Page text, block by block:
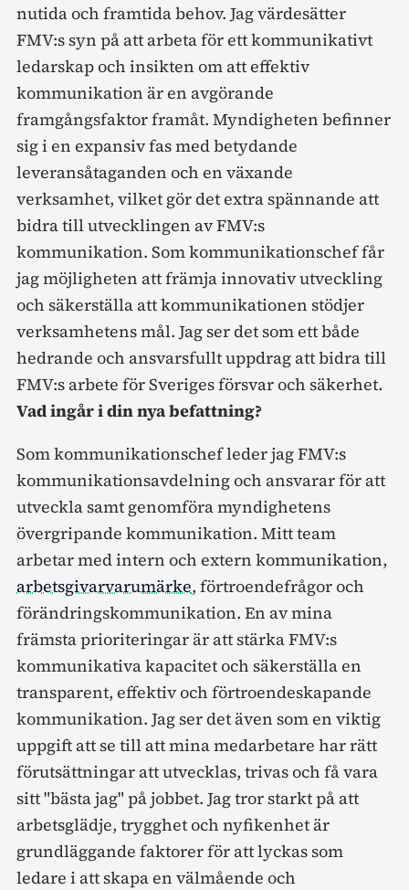
nutida och framtida behov. Jag värdesätter
FMV:s syn på att arbeta för ett kommunikativt
ledarskap och insikten om att effektiv
kommunikation är en avgörande
framgångsfaktor framåt. Myndigheten befinner
sig i en expansiv fas med betydande
leveransåtaganden och en växande
verksamhet, vilket gör det extra spännande att
bidra till utvecklingen av FMV:s
kommunikation. Som kommunikationschef får
jag möjligheten att främja innovativ utveckling
och säkerställa att kommunikationen stödjer
verksamhetens mål. Jag ser det som ett både
hedrande och ansvarsfullt uppdrag att bidra till
FMV:s arbete för Sveriges försvar och säkerhet.
Vad ingår i din nya befattning?
Som kommunikationschef leder jag FMV:s
kommunikationsavdelning och ansvarar för att
utveckla samt genomföra myndighetens
övergripande kommunikation. Mitt team
arbetar med intern och extern kommunikation,
arbetsgivarvarumärke, förtroendefrågor och
förändringskommunikation. En av mina
främsta prioriteringar är att stärka FMV:s
kommunikativa kapacitet och säkerställa en
transparent, effektiv och förtroendeskapande
kommunikation. Jag ser det även som en viktig
uppgift att se till att mina medarbetare har rätt
förutsättningar att utvecklas, trivas och få vara
sitt "bästa jag" på jobbet. Jag tror starkt på att
arbetsglädje, trygghet och nyfikenhet är
grundläggande faktorer för att lyckas som
ledare i att skapa en välmående och